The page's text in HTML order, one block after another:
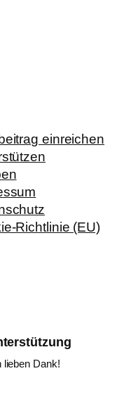
einreichen
Richtlinie (EU)
lieben Dank!